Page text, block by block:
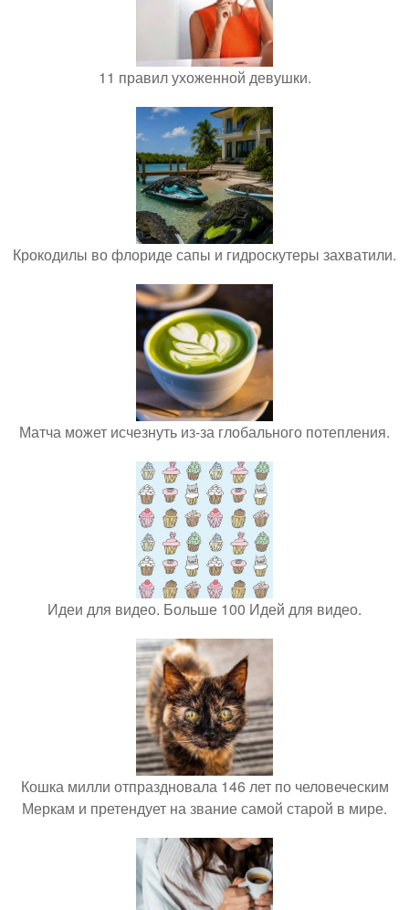
11 правил ухоженной девушки.
Крокодилы во флориде сапы и гидроскутеры захватили.
Матча может исчезнуть из-за глобального потепления.
Идеи для видео. Больше 100 Идей для видео.
Кошка милли отпраздновала 146 лет по человеческим
Меркам и претендует на звание самой старой в мире.